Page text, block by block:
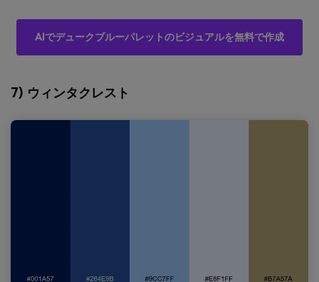
AIでデュークブルーパレットのビジュアルを無料で作成
7) ウィンタクレスト